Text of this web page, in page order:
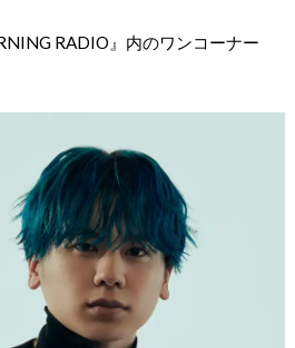
RADIO』内のワンコーナー